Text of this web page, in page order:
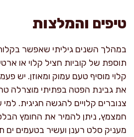
טיפים והמלצות
במהלך השנים גיליתי שאפשר
תוספת של קוביות חציל קלוי או
קלוי מוסיף טעם עמוק ומאוזן. יש
את גבינת הפטה בפתיתי מוצרלה
צנוברים קלויים להגשה חגיגית.
חמצמץ, ניתן להמיר את החומץ
מעניק סלט רענן ועשיר בטעמים ים